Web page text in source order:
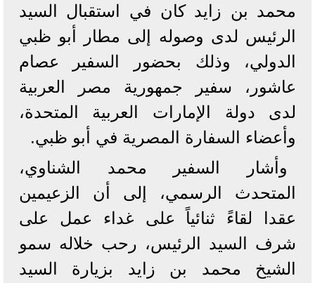
محمد بن زايد كان في استقبال السيد
الرئيس لدى وصوله إلى مطار أبو ظبي
الدولي، وذلك بحضور السفير عصام
عاشور، سفير جمهورية مصر العربية
لدى دولة الإمارات العربية المتحدة،
وأعضاء السفارة المصرية في أبو ظبي.
وأشار السفير محمد الشناوي،
المتحدث الرسمي، إلى أن الزعيمين
عقدا لقاءً ثنائياً على غداء عمل على
شرف السيد الرئيس، رحب خلاله سمو
الشيخ محمد بن زايد بزيارة السيد